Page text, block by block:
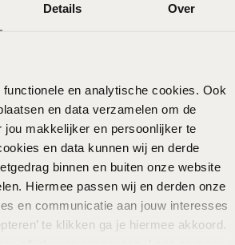
Details Over
en analytische cookies. Ook
en data verzamelen om de
jou makkelijker en persoonlijker te
en data kunnen wij en derde
binnen en buiten onze website
Hiermee passen wij en derden onze
en communicatie aan jouw interesses
te klikken ga je hiermee akkoord.
jou